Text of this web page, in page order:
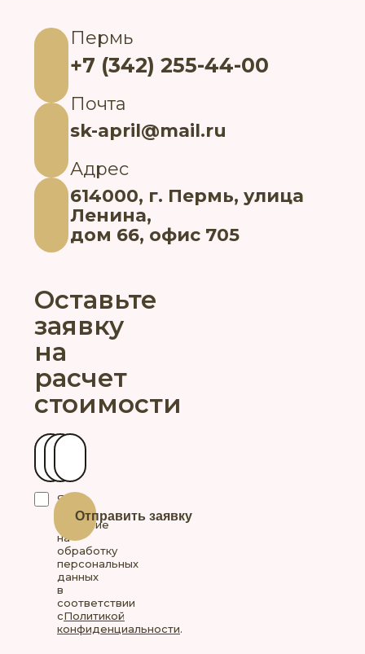
Оставьте
заявку
на
расчет
стоимости
Ваше имя
Контактный телефон
Ваш город
Я
даю
согласие
на
обработку
персональных
данных
в
соответствии
сПолитикой
конфиденциальности.
Отправить заявку
Пермь
+7 (342) 255-44-00
Почта
sk-april@mail.ru
Адрес
614000, г. Пермь, улица
Ленина,
дом 66, офис 705